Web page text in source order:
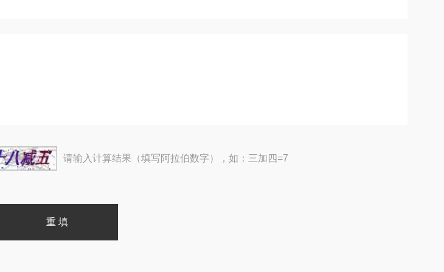
请输入计算结果（填写阿拉伯数字），如：三加四=7